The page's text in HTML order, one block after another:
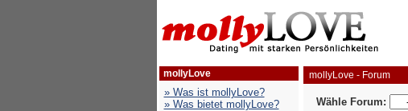
mollyLove
» Was ist mollyLove?
» Was bietet mollyLove?
mollyLove - Forum
Wähle Forum: